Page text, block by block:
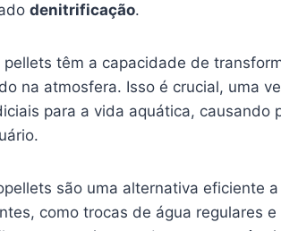
denitrificação.
pellets têm a capacidade de
na atmosfera. Isso é crucial, uma
para a vida aquática,
são uma alternativa eficiente
como trocas de água regulares